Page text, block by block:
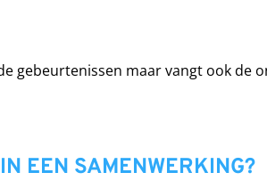
gebeurtenissen maar vangt ook de
EEN SAMENWERKING?